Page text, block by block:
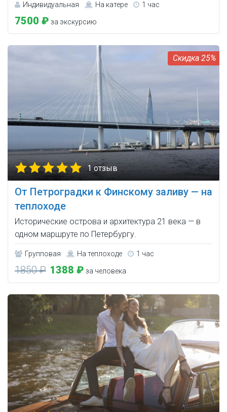
Индивидуальная На катере 1 час
7500 ₽ за экскурсию
25%
1 отзыв
От Петроградки к Финскому заливу — на
теплоходе
Исторические острова и архитектура 21 века — в
одном маршруте по Петербургу.
Групповая На теплоходе 1 час
1850 ₽ 1388 ₽ за человека